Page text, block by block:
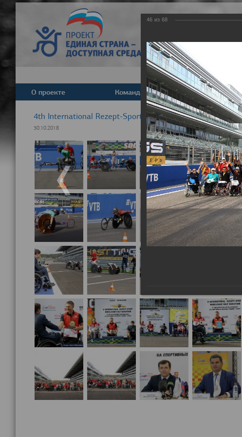
О проекте Команда Новости
4th International Rezept-Sport Wheelchair Half marathon
30.10.2018
46 из 68